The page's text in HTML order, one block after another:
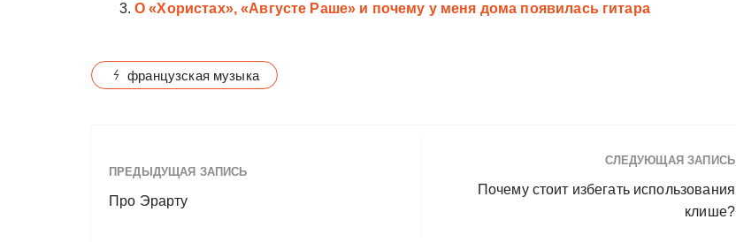
О «Хористах», «Августе Раше» и почему у меня дома появилась гитара
французская музыка
ПРЕДЫДУЩАЯ ЗАПИСЬ
Про Эрарту
СЛЕДУЮЩАЯ ЗАПИСЬ
Почему стоит избегать использования
клише?